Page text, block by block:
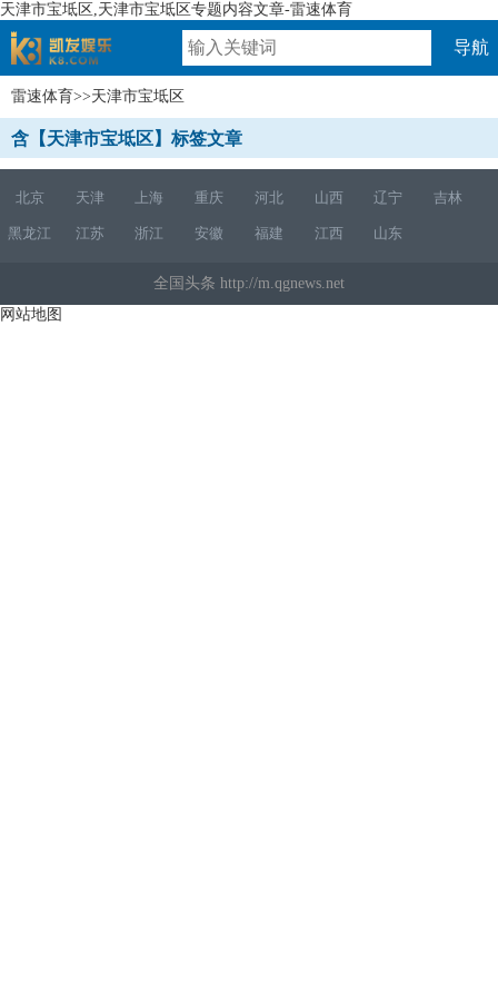
天津市宝坻区,天津市宝坻区专题内容文章-雷速体育
速体育
导航
雷速体育>>天津市宝坻区
含【天津市宝坻区】标签文章
北京 天津 上海 重庆 河北 山西 辽宁 吉林
黑龙江 江苏 浙江 安徽 福建 江西 山东
全国头条 http://m.qgnews.net
网站地图